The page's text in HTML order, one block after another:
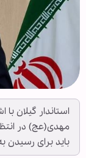
استاندار گیلان
مهدی(عج) در
باید برای رسیدن